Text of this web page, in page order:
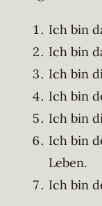
Ich bin
Ich bin
Ich bin
Ich bin
Ich bin
Ich bin
Leben.
Ich bin